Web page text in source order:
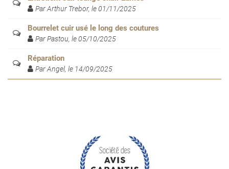
Par Arthur Trebor, le 01/11/2025
Bourrelet cuir usé le long des coutures
Par Pastou, le 05/10/2025
Réparation
Par Angel, le 14/09/2025